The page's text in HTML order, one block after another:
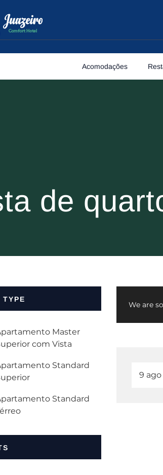
Acomodações
de
TYPE
Master
com Vista
Standard
Standard
We are